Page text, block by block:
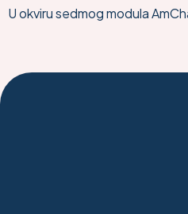
U okviru sedmog modula